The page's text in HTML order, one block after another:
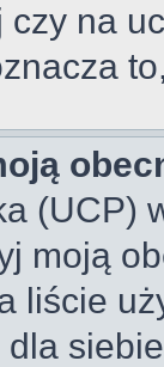
na
(UCP)
moją
liście